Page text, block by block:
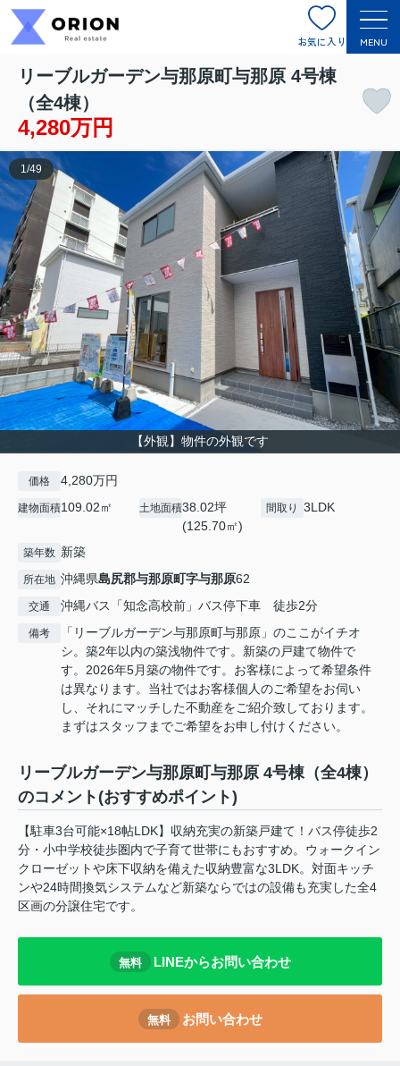
お気に入り MENU
リーブルガーデン与那原町与那原 4号棟
（全4棟）
4,280万円
【外観】物件の外観です
1 /49
価格 4,280万円
建物面積109.02㎡ 土地面積38.02坪
(125.70㎡)
間取り 3LDK
築年数 新築
所在地 沖縄県島尻郡与那原町字与那原62
交通 沖縄バス「知念高校前」バス停下車 徒歩2分
備考
「リーブルガーデン与那原町与那原」のここがイチオ
シ。築2年以内の築浅物件です。新築の戸建て物件で
す。2026年5月築の物件です。お客様によって希望条件
は異なります。当社ではお客様個人のご希望をお伺い
し、それにマッチした不動産をご紹介致しております。
まずはスタッフまでご希望をお申し付けください。
リーブルガーデン与那原町与那原 4号棟（全4棟）
のコメント(おすすめポイント)
【駐車3台可能×18帖LDK】収納充実の新築戸建て！バス停徒歩2
分・小中学校徒歩圏内で子育て世帯にもおすすめ。ウォークイン
クローゼットや床下収納を備えた収納豊富な3LDK。対面キッチ
ンや24時間換気システムなど新築ならではの設備も充実した全4
区画の分譲住宅です。
無料 LINEからお問い合わせ
無料 お問い合わせ